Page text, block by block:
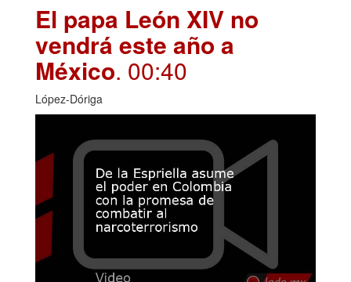
El papa León XIV no
vendrá este año a
México. 00:40
López-Dóriga